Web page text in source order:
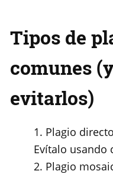
Tipos de
comunes
evitarlos)
Plagio
Evítalo usando
2. Plagio